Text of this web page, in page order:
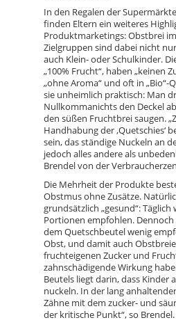
In den Regalen der
finden Eltern ein weiteres
Produktmarketings: Obstbrei
Zielgruppen sind dabei nicht
auch Klein- oder Schulkinder.
„100% Frucht“, haben „keinen
„ohne Aroma“ und oft in „Bio“-
sie unheimlich praktisch: Man
Nullkommanichts den Deckel
den süßen Fruchtbrei saugen.
Handhabung der ,Quetschies‘
sein, das ständige Nuckeln an
jedoch alles andere als
Brendel von der
Die Mehrheit der Produkte
Obstmus ohne Zusätze.
grundsätzlich „gesund“: Täglich
Portionen empfohlen. Dennoch
dem Quetschbeutel wenig
Obst, und damit auch
fruchteigenen Zucker und
zahnschädigende Wirkung
Beutels liegt darin, dass Kinder
nuckeln. In der lang
Zähne mit dem zucker- und
der kritische Punkt“, so Brendel.